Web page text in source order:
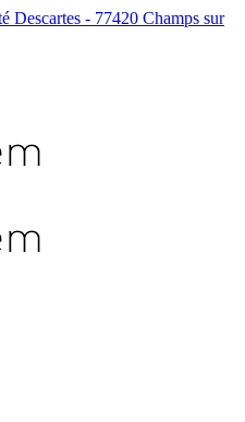
Descartes - 77420 Champs sur